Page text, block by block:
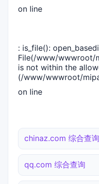
on line
: is_file():
File(/www/wwwroot/
is not within the
(/www/wwwroot/
on line
chinaz.com 综合查询
qq.com 综合查询